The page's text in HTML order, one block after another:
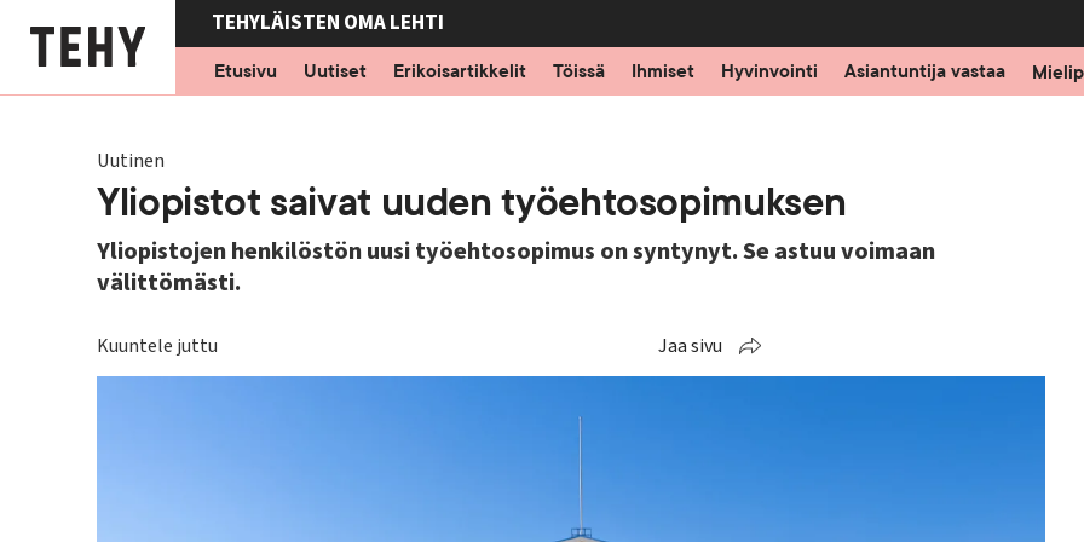
pääsisältöön
TEHYLÄISTEN OMA LEHTI
Etusivu
Uutiset Erikoisartikkelit Töissä Ihmiset Hyvinvointi Asiantuntija vastaa
Uutinen
Yliopistot saivat uuden työehtosopimuksen
Yliopistojen henkilöstön uusi työehtosopimus on syntynyt. Se astuu voimaan
välittömästi.
Kuuntele juttu Jaa sivu